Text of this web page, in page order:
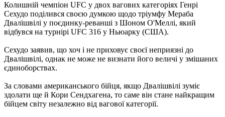
Колишній чемпіон UFC у двох вагових категоріях Генрі
Сехудо поділився своєю думкою щодо тріумфу Мераба
Двалішвілі у поєдинку-реванші з Шоном О'Меллі, який
відбувся на турнірі UFC 316 у Ньюарку (США).
Сехудо заявив, що хоч і не приховує своєї неприязні до
Двалішвілі, однак не може не визнати його величі у змішаних
єдиноборствах.
За словами американського бійця, якщо Двалішвілі зуміє
здолати ще й Кори Сендхагена, то саме він стане найкращим
бійцем світу незалежно від вагової категорії.